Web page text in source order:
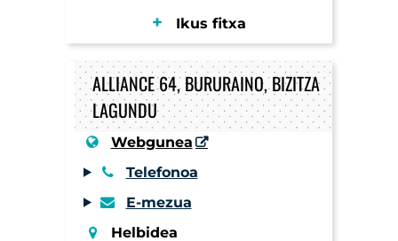
Ikus fitxa
ALLIANCE 64, BURURAINO, BIZITZA
LAGUNDU
Webgunea
Telefonoa
E-mezua
Helbidea